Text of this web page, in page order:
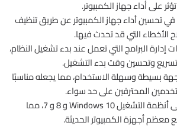
على أداء جهاز الكمبيوتر.
في تحسين أداء جهاز الكمبيوتر عن طريق تنظيف
الأخطاء التي قد تحدث فيها.
إدارة البرامج التي تعمل عند بدء تشغيل النظام،
وتحسين وقت بدء التشغيل.
بسيطة وسهلة الاستخدام، مما يجعله مناسبًا
المحترفين على حد سواء.
يعمل البرنامج على أنظمة التشغيل Windows 10 و 8 و 7، مما
معظم أجهزة الكمبيوتر الحديثة.